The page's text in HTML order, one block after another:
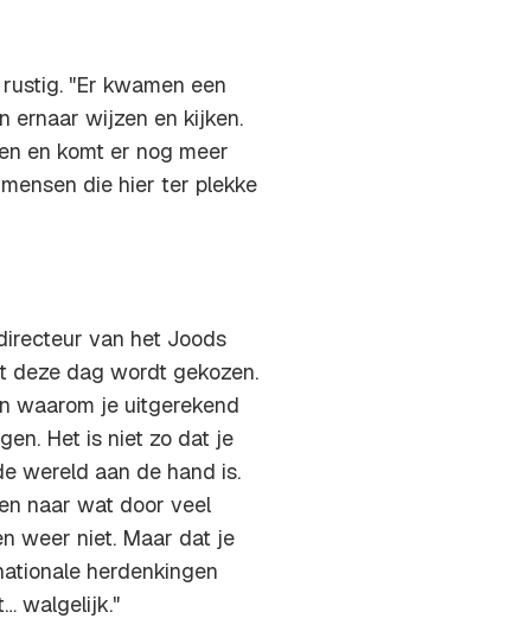
"Er kwamen een
ernaar wijzen en kijken.
en komt er nog meer
die hier ter plekke
van het Joods
deze dag wordt gekozen.
waarom je uitgerekend
Het is niet zo dat je
wereld aan de hand is.
naar wat door veel
weer niet. Maar dat je
herdenkingen
walgelijk."